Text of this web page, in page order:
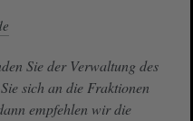
Sie der Verwaltung des
sich an die Fraktionen
empfehlen wir die